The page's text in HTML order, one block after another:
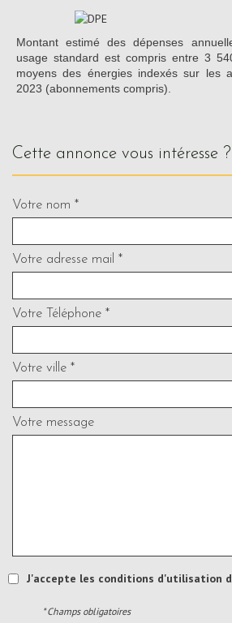
Montant estimé des dépenses
usage standard est compris entre 3
moyens des énergies indexés sur les
2023 (abonnements compris).
cette annonce vous intéresse ?
Votre nom *
Votre adresse mail *
Votre Téléphone *
Votre ville *
Votre message
J'accepte les conditions d'utilisation
* Champs obligatoires